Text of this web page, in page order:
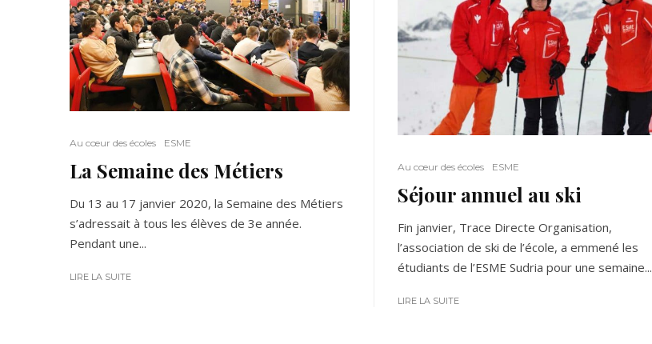
Au cœur des écoles ESME
La Semaine des Métiers
Du 13 au 17 janvier 2020, la Semaine des Métiers
s’adressait à tous les élèves de 3e année.
Pendant une...
LIRE LA SUITE
Au cœur des écoles ESME
Séjour annuel au ski
Fin janvier, Trace Directe Organisation,
l’association de ski de l’école, a emmené les
étudiants de l’ESME Sudria pour une semaine...
LIRE LA SUITE